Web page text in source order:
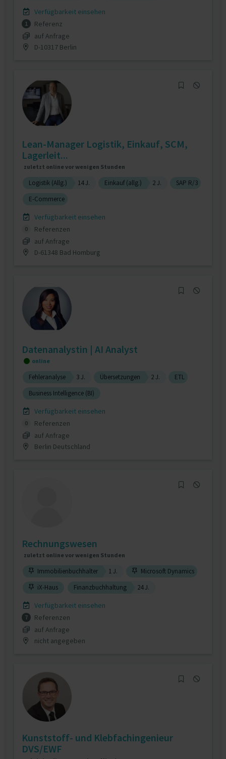
Verfügbarkeit einsehen
1
Referenz
auf Anfrage
D-10317 Berlin
Lean-Manager Logistik, Einkauf, SCM,
Lagerleit...
zuletzt online vor wenigen Stunden
Logistik (Allg.) 14 J. Einkauf (allg.) 2 J.
SAP R/3
E-Commerce
Verfügbarkeit einsehen
0
Referenzen
auf Anfrage
D-61348 Bad Homburg
Datenanalystin | AI Analyst
online
Fehleranalyse 3 J. Übersetzungen 2 J.
ETL
Business Intelligence (BI)
Verfügbarkeit einsehen
0
Referenzen
auf Anfrage
Berlin Deutschland
Rechnungswesen
zuletzt online vor wenigen Stunden
Immobilienbuchhalter 1 J.
Microsoft Dynamics
iX-Haus
Finanzbuchhaltung 24 J.
Verfügbarkeit einsehen
7
Referenzen
auf Anfrage
nicht angegeben
Kunststoff- und Klebfachingenieur
DVS/EWF